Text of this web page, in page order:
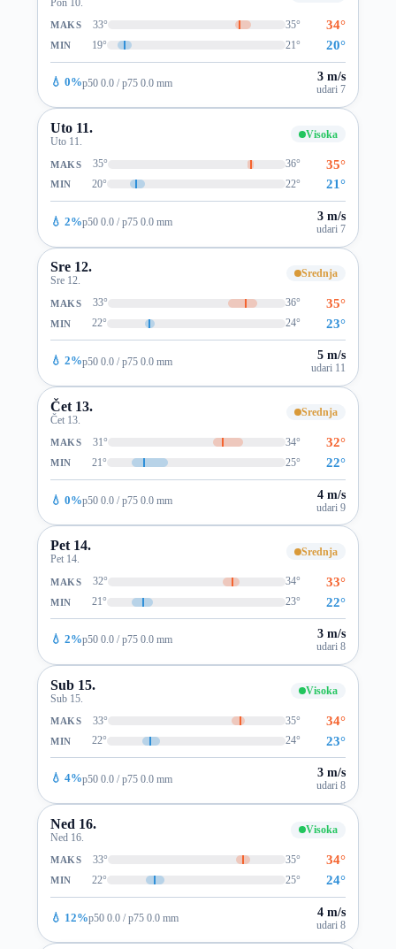
MAKS 33° 35° 34°
MIN 19° 21° 20°
💧 0%p50 0.0 / p75 0.0 mm 3 m/s
udari 7
Uto 11.
Uto 11.
Visoka
MAKS 35° 36° 35°
MIN 20° 22° 21°
💧 2%p50 0.0 / p75 0.0 mm 3 m/s
udari 7
Sre 12.
Sre 12.
Srednja
MAKS 33° 36° 35°
MIN 22° 24° 23°
💧 2%p50 0.0 / p75 0.0 mm 5 m/s
udari 11
Čet 13.
Čet 13.
Srednja
MAKS 31° 34° 32°
MIN 21° 25° 22°
💧 0%p50 0.0 / p75 0.0 mm 4 m/s
udari 9
Pet 14.
Pet 14.
Srednja
MAKS 32° 34° 33°
MIN 21° 23° 22°
💧 2%p50 0.0 / p75 0.0 mm 3 m/s
udari 8
Sub 15.
Sub 15.
Visoka
MAKS 33° 35° 34°
MIN 22° 24° 23°
💧 4%p50 0.0 / p75 0.0 mm 3 m/s
udari 8
Ned 16.
Ned 16.
Visoka
MAKS 33° 35° 34°
MIN 22° 25° 24°
💧 12%p50 0.0 / p75 0.0 mm 4 m/s
udari 8